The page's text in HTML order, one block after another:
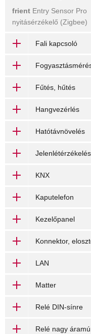
frient Entry Sensor Pro
nyitásérzékelő (Zigbee)
Fali kapcsoló
Fűtés, hűtés
Hangvezérlés
Hatótávnövelés
Jelenlétérzékelés
KNX
Kaputelefon
Kezelőpanel
Konnektor,
LAN
Matter
Relé DIN-sínre
Relé nagy